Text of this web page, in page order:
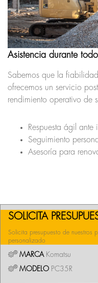
Asistencia durante
Sabemos que la
ofrecemos un servicio
rendimiento operativo de
Respuesta ágil
Seguimiento
Asesoría para
SOLICITA
Solicita presupuesto de nuestros
personalizado
MARCA Komatsu
MODELO PC35R